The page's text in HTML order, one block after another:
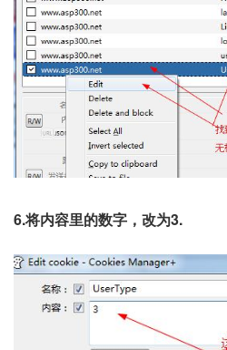
6.将内容里的数字，改为3.